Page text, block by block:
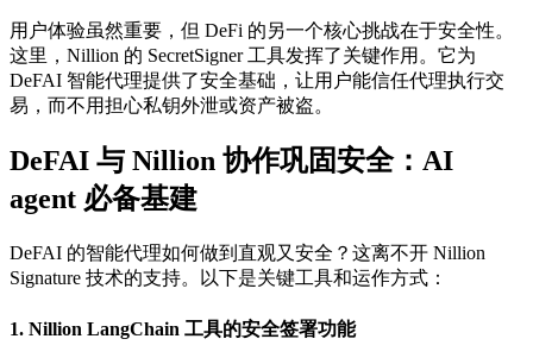
用户体验虽然重要，但 DeFi 的另一个核心挑战在于安全性。
这里，Nillion 的 SecretSigner 工具发挥了关键作用。它为
DeFAI 智能代理提供了安全基础，让用户能信任代理执行交
易，而不用担心私钥外泄或资产被盗。
DeFAI 与 Nillion 协作巩固安全：AI
agent 必备基建
DeFAI 的智能代理如何做到直观又安全？这离不开 Nillion
Signature 技术的支持。以下是关键工具和运作方式：
1. Nillion LangChain 工具的安全签署功能